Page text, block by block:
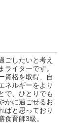
ごしたいと考え
ライターです。
資格を取得、自
ネルギーをより
で、ひとりでも
かに過ごせるお
ばと思っており
食育師3級。